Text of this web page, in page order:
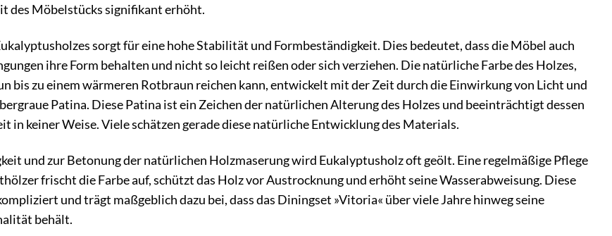
des Möbelstücks signifikant erhöht.
sorgt für eine hohe Stabilität und Formbeständigkeit. Dies bedeutet, dass die Möbel auch
ihre Form behalten und nicht so leicht reißen oder sich verziehen. Die natürliche Farbe des Holzes,
bis zu einem wärmeren Rotbraun reichen kann, entwickelt mit der Zeit durch die Einwirkung von Licht und
Patina. Diese Patina ist ein Zeichen der natürlichen Alterung des Holzes und beeinträchtigt dessen
in keiner Weise. Viele schätzen gerade diese natürliche Entwicklung des Materials.
und zur Betonung der natürlichen Holzmaserung wird Eukalyptusholz oft geölt. Eine regelmäßige Pflege
frischt die Farbe auf, schützt das Holz vor Austrocknung und erhöht seine Wasserabweisung. Diese
und trägt maßgeblich dazu bei, dass das Diningset »Vitoria« über viele Jahre hinweg seine
behält.